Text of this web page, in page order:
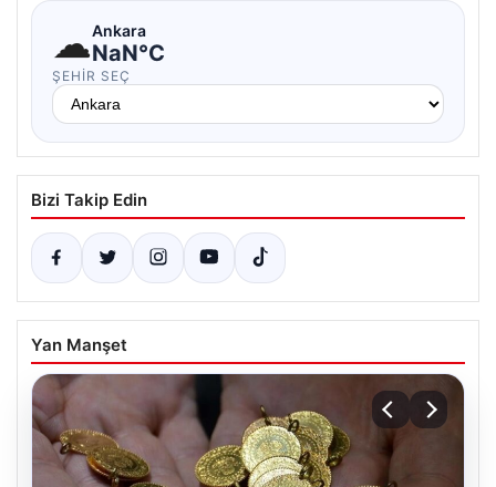
☁Ankara
NaN°C
ŞEHIR SEÇ
Bizi Takip Edin
Yan Manşet